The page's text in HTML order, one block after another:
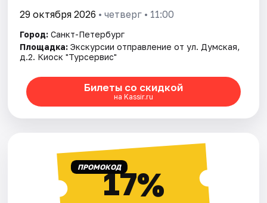
29 октября 2026 • четверг • 11:00
Город: Санкт-Петербург
Площадка: Экскурсии отправление от ул. Думская,
д.2. Киоск "Турсервис"
Билеты со скидкой
на Kassir.ru
ПРОМОКОД17%